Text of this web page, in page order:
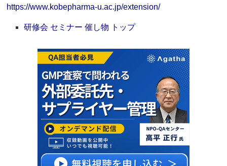
https://www.kobepharma-u.ac.jp/extension/
研修会 セミナー 催し物 トップ